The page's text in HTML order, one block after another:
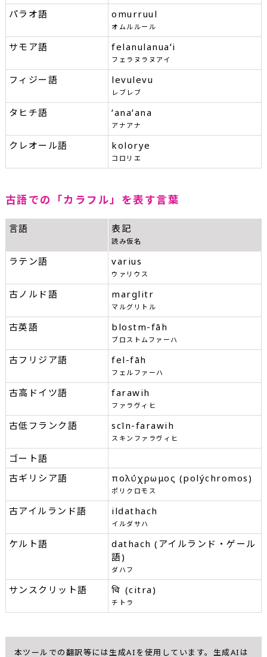
パラオ語 omurruul
オムルルール
サモア語 felanulanuaʻi
フェラヌラヌアイ
フィジー語 levulevu
レブレブ
タヒチ語 ʻanaʻana
アナアナ
クレオール語 kolorye
コロリエ
古語での「カラフル」を表す言葉
言語 表記
読み仮名
ラテン語 varius
ウァリウス
古ノルド語 marglitr
マルグリトル
古英語 blostm-fāh
ブロストムファーハ
古フリジア語 fel-fāh
フェルファーハ
古高ドイツ語 farawih
ファラヴィヒ
古低フランク語 scīn-farawih
スキンファラヴィヒ
ゴート語
古ギリシア語
πολύχρωμος (polýchromos)
ポリクロモス
古アイルランド語 ildathach
イルダサハ
ケルト語
dathach (アイルランド・ゲール
語)
ダハフ
サンスクリット語 चित्र (citra)
チトラ
本ツールでの翻訳等には生成AIを使用しています。生成AIは